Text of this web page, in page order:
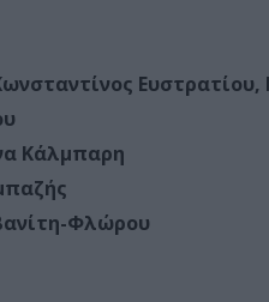
Κάλμπαρη
Φλώρου